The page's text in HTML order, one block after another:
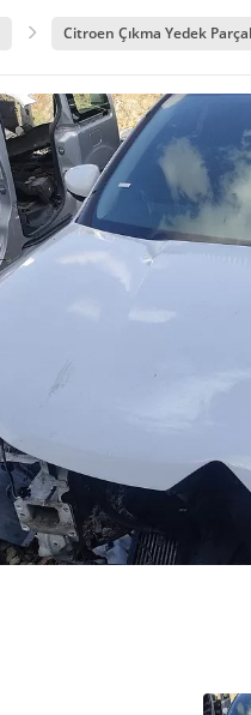
Citroen Çıkma Yedek